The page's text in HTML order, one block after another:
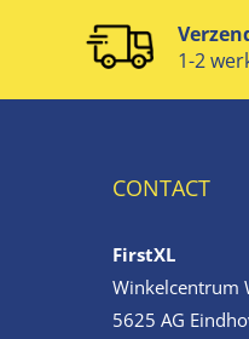
1-2
CONTACT
FirstXL
Winkelcentrum
5625 AG